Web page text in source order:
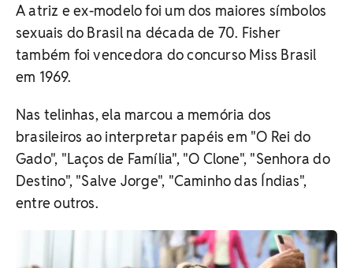
A atriz e ex-modelo foi um dos maiores símbolos
sexuais do Brasil na década de 70. Fisher
também foi vencedora do concurso Miss Brasil
em 1969.
Nas telinhas, ela marcou a memória dos
brasileiros ao interpretar papéis em "O Rei do
Gado", "Laços de Família", "O Clone", "Senhora do
Destino", "Salve Jorge", "Caminho das Índias",
entre outros.